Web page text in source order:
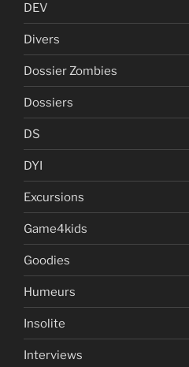
DEV
Divers
Dossier Zombies
Dossiers
DS
DYI
Excursions
Game4kids
Goodies
Humeurs
Insolite
Interviews